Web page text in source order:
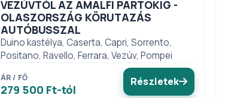
VEZÚVTÓL AZ AMALFI PARTOKIG -
OLASZORSZÁG KÖRUTAZÁS
AUTÓBUSSZAL
Duino kastélya, Caserta, Capri, Sorrento,
Positano, Ravello, Ferrara, Vezúv, Pompei
ÁR / FŐ
279 500 Ft-tól
Részletek